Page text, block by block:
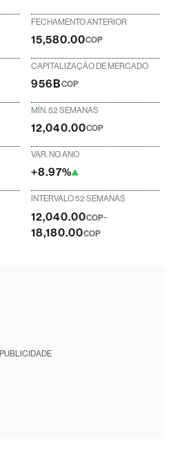
FECHAMENTO ANTERIOR
15,580.00COP
CAPITALIZAÇÃO DE MERCADO
956BCOP
MÍN. 52 SEMANAS
12,040.00COP
VAR. NO ANO
+8.97%
INTERVALO 52 SEMANAS
12,040.00COP-
18,180.00COP
PUBLICIDADE